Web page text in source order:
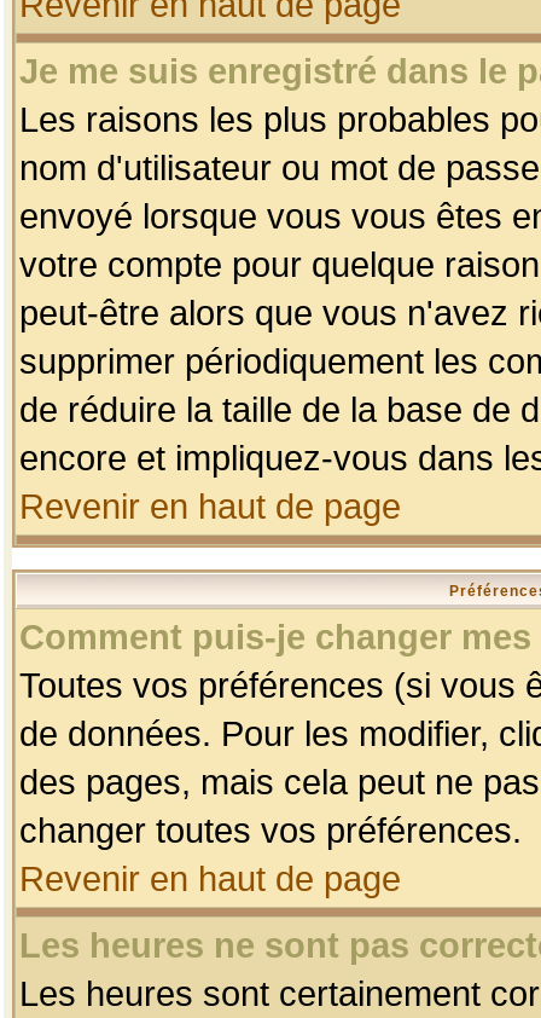
Je me suis enregistré dans le
Les raisons les plus probables
nom d'utilisateur ou mot de
envoyé lorsque vous vous êtes
votre compte pour quelque
peut-être alors que vous n'avez
supprimer périodiquement les
de réduire la taille de la base de
encore et impliquez-vous dans
Revenir en haut de page
Comment puis-je changer
Toutes vos préférences (si vous
de données. Pour les modifier,
des pages, mais cela peut ne
changer toutes vos préférences.
Revenir en haut de page
Les heures ne sont pas
Les heures sont certainement